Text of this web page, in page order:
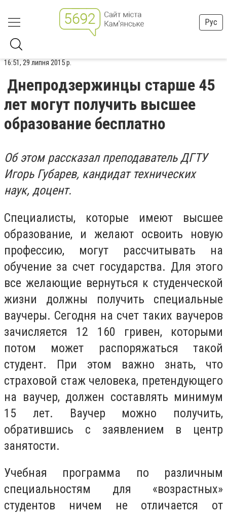
Рус
16:51, 29 липня 2015 р.
Днепродзержинцы старше 45
лет могут получить высшее
образование бесплатно
Об этом рассказал преподаватель ДГТУ
Игорь Губарев, кандидат технических
наук, доцент.
Специалисты, которые имеют высшее
образование, и желают освоить новую
профессию, могут рассчитывать на
обучение за счет государства. Для этого
все желающие вернуться к студенческой
жизни должны получить специальные
ваучеры. Сегодня на счет таких ваучеров
зачисляется 12 160 гривен, которыми
потом может распоряжаться такой
студент. При этом важно знать, что
страховой стаж человека, претендующего
на ваучер, должен составлять минимум
15 лет. Ваучер можно получить,
обратившись с заявлением в центр
занятости.
Учебная программа по различным
специальностям для «возрастных»
студентов ничем не отличается от